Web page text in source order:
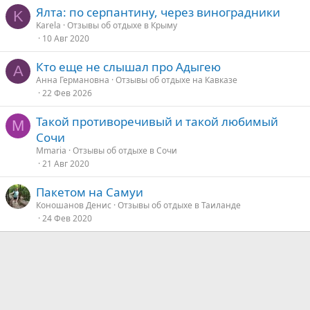
е
K Ялта: по серпантину, через виноградники
Karela Отзывы об отдыхе в Крыму
10 Авг 2020
А Кто еще не слышал про Адыгею
Анна Германовна Отзывы об отдыхе на Кавказе
22 Фев 2026
M
Такой противоречивый и такой любимый
Сочи
Mmaria Отзывы об отдыхе в Сочи
21 Авг 2020
Пакетом на Самуи
Коношанов Денис Отзывы об отдыхе в Таиланде
24 Фев 2020